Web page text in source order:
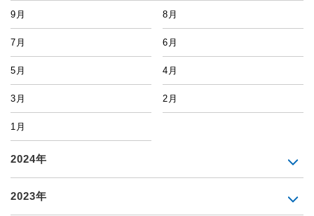
9月 8月
7月 6月
5月 4月
3月 2月
1月
2024年
2023年